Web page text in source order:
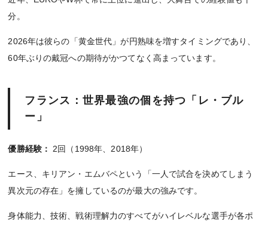
分。
2026年は彼らの「黄金世代」が円熟味を増すタイミングであり、
60年ぶりの戴冠への期待がかつてなく高まっています。
フランス：世界最強の個を持つ「レ・ブル
ー」
優勝経験： 2回（1998年、2018年）
エース、キリアン・エムバペという「一人で試合を決めてしまう
異次元の存在」を擁しているのが最大の強みです。
身体能力、技術、戦術理解力のすべてがハイレベルな選手が各ポ